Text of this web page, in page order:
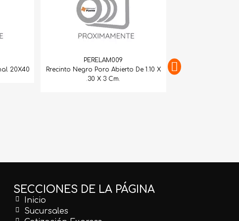
20X40
PERELAM009
Rrecinto Negro Poro Abierto De 1.10 X
.30 X 3 Cm.
SECCIONES DE LA PÁGINA
Inicio
Sucursales